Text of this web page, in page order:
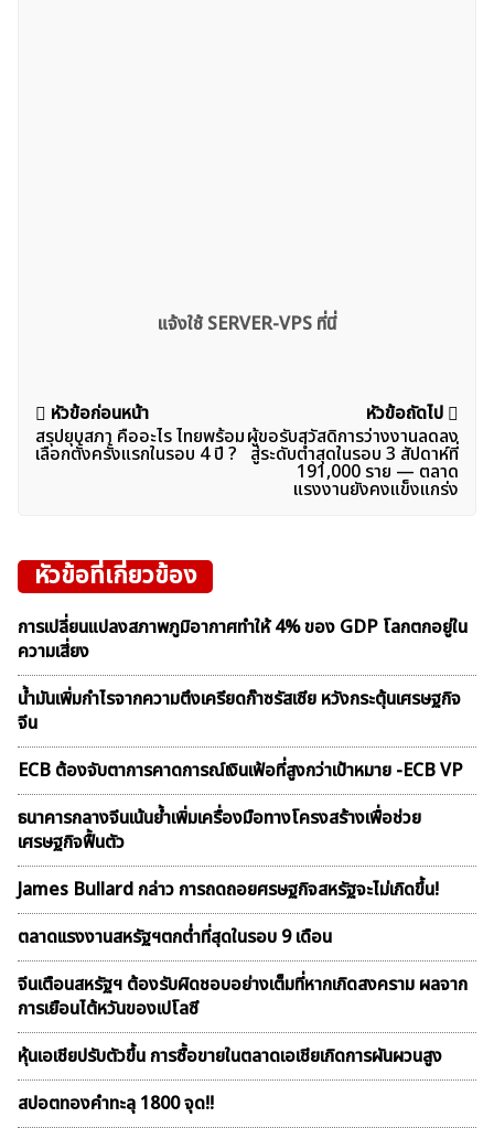
แจ้งใช้ SERVER-VPS ที่นี่
แนะแนว
เรื่อง
หัวข้อก่อนหน้า
สรุปยุบสภา คืออะไร ไทยพร้อม
เลือกตั้งครั้งแรกในรอบ 4 ปี ?
หัวข้อถัดไป
ผู้ขอรับสวัสดิการว่างงานลดลง
สู่ระดับต่ำสุดในรอบ 3 สัปดาห์ที่
191,000 ราย — ตลาด
แรงงานยังคงแข็งแกร่ง
หัวข้อที่เกี่ยวข้อง
การเปลี่ยนแปลงสภาพภูมิอากาศทำให้ 4% ของ GDP โลกตกอยู่ใน
ความเสี่ยง
น้ำมันเพิ่มกำไรจากความตึงเครียดก๊าซรัสเซีย หวังกระตุ้นเศรษฐกิจ
จีน
ECB ต้องจับตาการคาดการณ์เงินเฟ้อที่สูงกว่าเป้าหมาย -ECB VP
ธนาคารกลางจีนเน้นย้ำเพิ่มเครื่องมือทางโครงสร้างเพื่อช่วย
เศรษฐกิจฟื้นตัว
James Bullard กล่าว การถดถอยศรษฐกิจสหรัฐจะไม่เกิดขึ้น!
ตลาดเเรงงานสหรัฐฯตกต่ำที่สุดในรอบ 9 เดือน
จีนเตือนสหรัฐฯ ต้องรับผิดชอบอย่างเต็มที่หากเกิดสงคราม ผลจาก
การเยือนไต้หวันของเปโลซี
หุ้นเอเชียปรับตัวขึ้น การซื้อขายในตลาดเอเชียเกิดการผันผวนสูง
สปอตทองคำทะลุ 1800 จุด!!